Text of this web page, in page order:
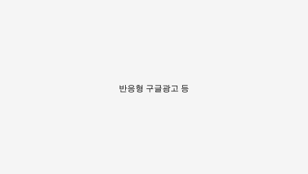
반응형 구글광고 등